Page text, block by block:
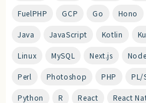
FuelPHP GCP Go Hono
Java JavaScript Kotlin
Linux MySQL Next.js
Perl Photoshop PHP PL/
Python R React React